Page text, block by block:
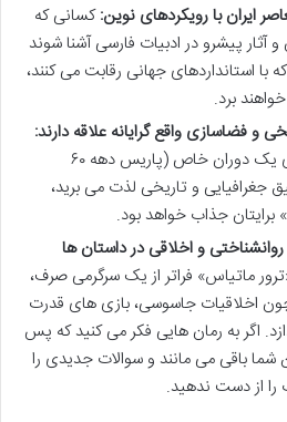
ایران با رویکردهای نوین:کسانی که
آثار پیشرو در ادبیات فارسی آشنا شوند
با استانداردهای جهانی رقابت می کنند،
برد.
و فضاسازی واقع گرایانه علاقه دارند:
اگر از غرق شدن در فضای یک دوران خاص (پاریس دهه ۶۰
جغرافیایی و تاریخی لذت می برید،
جذاب خواهد بود.
و اخلاقی در داستان ها
ماتیاس» فراتر از یک سرگرمی صرف،
اخلاقیات جاسوسی، بازی های قدرت
اگر به رمان هایی فکر می کنید که پس
شما باقی می مانند و سوالات جدیدی را
را از دست ندهید.